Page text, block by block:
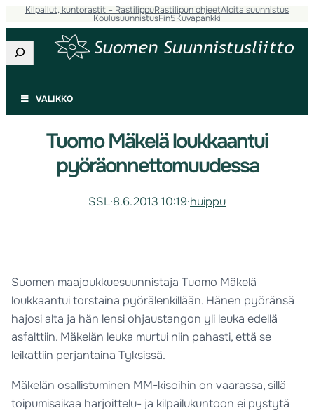
Kilpailut, kuntorastit – RastilippuRastilipun ohjeetAloita suunnistus
KoulusuunnistusFin5Kuvapankki
Etsi
VALIKKO
Tuomo Mäkelä loukkaantui
pyöräonnettomuudessa
SSL·8.6.2013 10:19·huippu
Suomen maajoukkuesuunnistaja Tuomo Mäkelä
loukkaantui torstaina pyörälenkillään. Hänen pyöränsä
hajosi alta ja hän lensi ohjaustangon yli leuka edellä
asfalttiin. Mäkelän leuka murtui niin pahasti, että se
leikattiin perjantaina Tyksissä.
Mäkelän osallistuminen MM-kisoihin on vaarassa, sillä
toipumisaikaa harjoittelu- ja kilpailukuntoon ei pystytä